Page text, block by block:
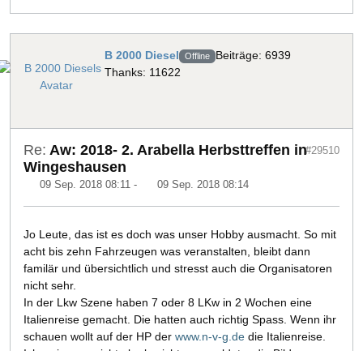
B 2000 Diesel Offline Beiträge: 6939
Thanks: 11622
Re: Aw: 2018- 2. Arabella Herbsttreffen in
Wingeshausen
09 Sep. 2018 08:11 - 09 Sep. 2018 08:14
#29510
Jo Leute, das ist es doch was unser Hobby ausmacht. So mit
acht bis zehn Fahrzeugen was veranstalten, bleibt dann
familär und übersichtlich und stresst auch die Organisatoren
nicht sehr.
In der Lkw Szene haben 7 oder 8 LKw in 2 Wochen eine
Italienreise gemacht. Die hatten auch richtig Spass. Wenn ihr
schauen wollt auf der HP der www.n-v-g.de die Italienreise.